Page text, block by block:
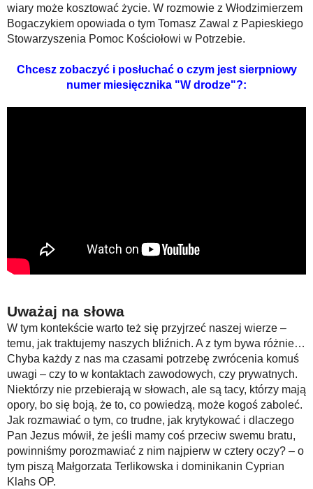
wiary może kosztować życie. W rozmowie z Włodzimierzem
Bogaczykiem opowiada o tym Tomasz Zawal z Papieskiego
Stowarzyszenia Pomoc Kościołowi w Potrzebie.
Chcesz zobaczyć i posłuchać o czym jest sierpniowy
numer miesięcznika "W drodze"?:
Uważaj na słowa
W tym kontekście warto też się przyjrzeć naszej wierze –
temu, jak traktujemy naszych bliźnich. A z tym bywa różnie…
Chyba każdy z nas ma czasami potrzebę zwrócenia komuś
uwagi – czy to w kontaktach zawodowych, czy prywatnych.
Niektórzy nie przebierają w słowach, ale są tacy, którzy mają
opory, bo się boją, że to, co powiedzą, może kogoś zaboleć.
Jak rozmawiać o tym, co trudne, jak krytykować i dlaczego
Pan Jezus mówił, że jeśli mamy coś przeciw swemu bratu,
powinniśmy porozmawiać z nim najpierw w cztery oczy? – o
tym piszą Małgorzata Terlikowska i dominikanin Cyprian
Klahs OP.